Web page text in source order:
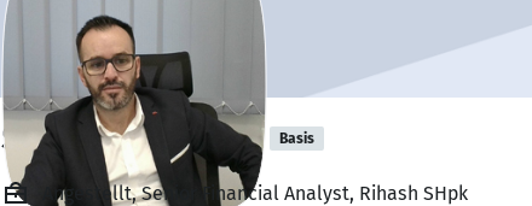
Shefqet Krasniqi Basis
Angestellt, Senior Financial Analyst, Rihash SHpk